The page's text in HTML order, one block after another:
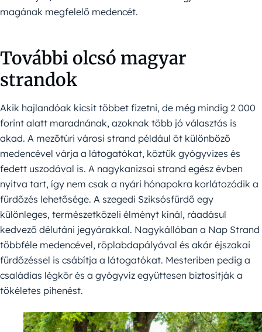
magának megfelelő medencét.
További olcsó magyar
strandok
Akik hajlandóak kicsit többet fizetni, de még mindig 2 000
forint alatt maradnának, azoknak több jó választás is
akad. A mezőtúri városi strand például öt különböző
medencével várja a látogatókat, köztük gyógyvizes és
fedett uszodával is. A nagykanizsai strand egész évben
nyitva tart, így nem csak a nyári hónapokra korlátozódik a
fürdőzés lehetősége. A szegedi Sziksósfürdő egy
különleges, természetközeli élményt kínál, ráadásul
kedvező délutáni jegyárakkal. Nagykállóban a Nap Strand
többféle medencével, röplabdapályával és akár éjszakai
fürdőzéssel is csábítja a látogatókat. Mesteriben pedig a
családias légkör és a gyógyvíz együttesen biztosítják a
tökéletes pihenést.